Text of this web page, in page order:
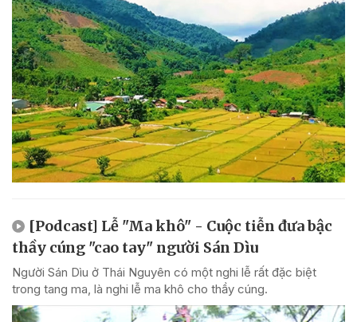
[Podcast] Lễ "Ma khô" - Cuộc tiễn đưa bậc
thầy cúng "cao tay" người Sán Dìu
Người Sán Dìu ở Thái Nguyên có một nghi lễ rất đặc biệt
trong tang ma, là nghi lễ ma khô cho thầy cúng.